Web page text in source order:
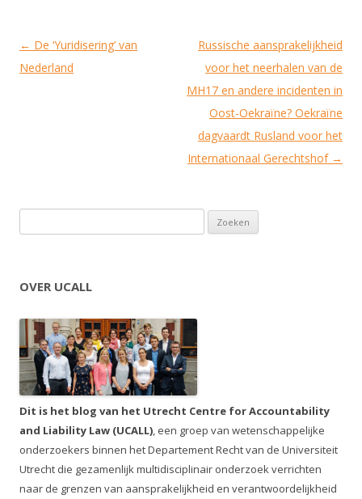
Berichtnavigatie
← De ‘Yuridisering’ van
Nederland
Russische aansprakelijkheid
voor het neerhalen van de
MH17 en andere incidenten in
Oost-Oekraïne? Oekraïne
dagvaardt Rusland voor het
Internationaal Gerechtshof →
OVER UCALL
Dit is het blog van het Utrecht Centre for Accountability
and Liability Law (UCALL), een groep van wetenschappelijke
onderzoekers binnen het Departement Recht van de Universiteit
Utrecht die gezamenlijk multidisciplinair onderzoek verrichten
naar de grenzen van aansprakelijkheid en verantwoordelijkheid